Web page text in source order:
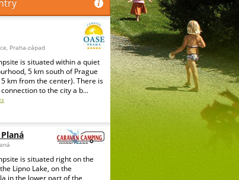
Praha-západ
is situated within a quiet
5 km south of Prague
km from the center). There is
to the city a b...
is situated right on the
Lipno Lake, on the
in the lower part of the